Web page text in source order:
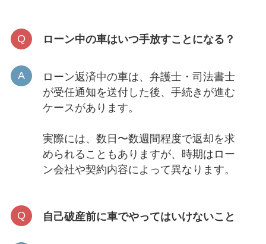
ローン中の車はいつ手放すことになる？
ローン返済中の車は、弁護士・司法書士
が受任通知を送付した後、手続きが進む
ケースがあります。
実際には、数日〜数週間程度で返却を求
められることもありますが、時期はロー
ン会社や契約内容によって異なります。
自己破産前に車でやってはいけないこと